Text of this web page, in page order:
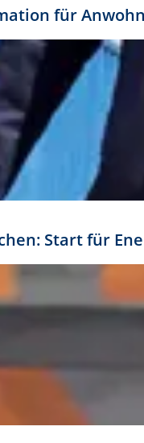
für
Start für